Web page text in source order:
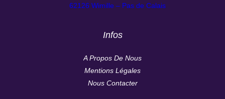
62126 Wimille – Pas de Calais
Infos
A Propos De Nous
Mentions Légales
Nous Contacter